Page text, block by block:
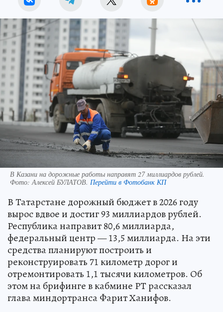
В Казани на дорожные работы направят 27 миллиардов рублей.
Фото:Алексей БУЛАТОВ. Перейти в Фотобанк КП
В Татарстане дорожный бюджет в 2026 году
вырос вдвое и достиг 93 миллиардов рублей.
Республика направит 80,6 миллиарда,
федеральный центр — 13,5 миллиарда. На эти
средства планируют построить и
реконструировать 71 километр дорог и
отремонтировать 1,1 тысячи километров. Об
этом на брифинге в кабмине РТ рассказал
глава миндортранса Фарит Ханифов.